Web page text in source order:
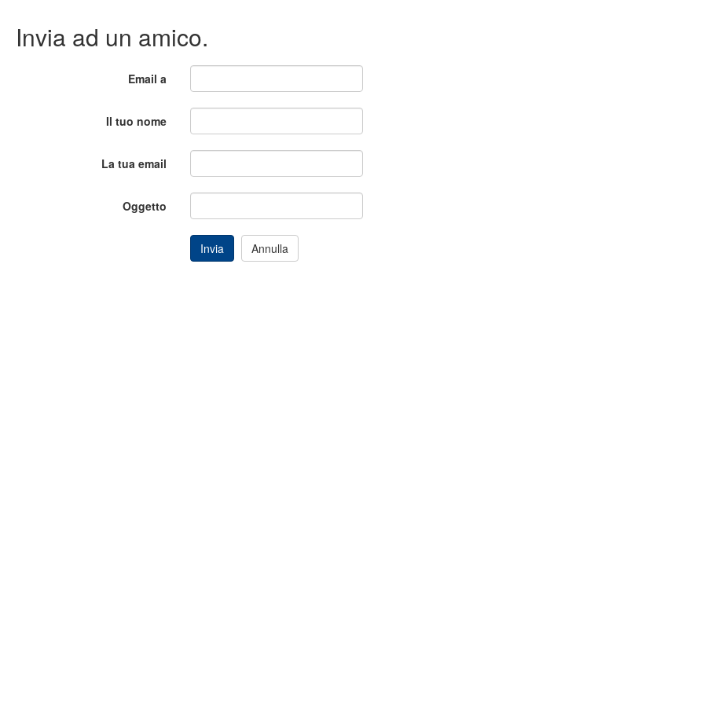
Invia ad un amico.
Email a
Il tuo nome
La tua email
Oggetto
Invia Annulla